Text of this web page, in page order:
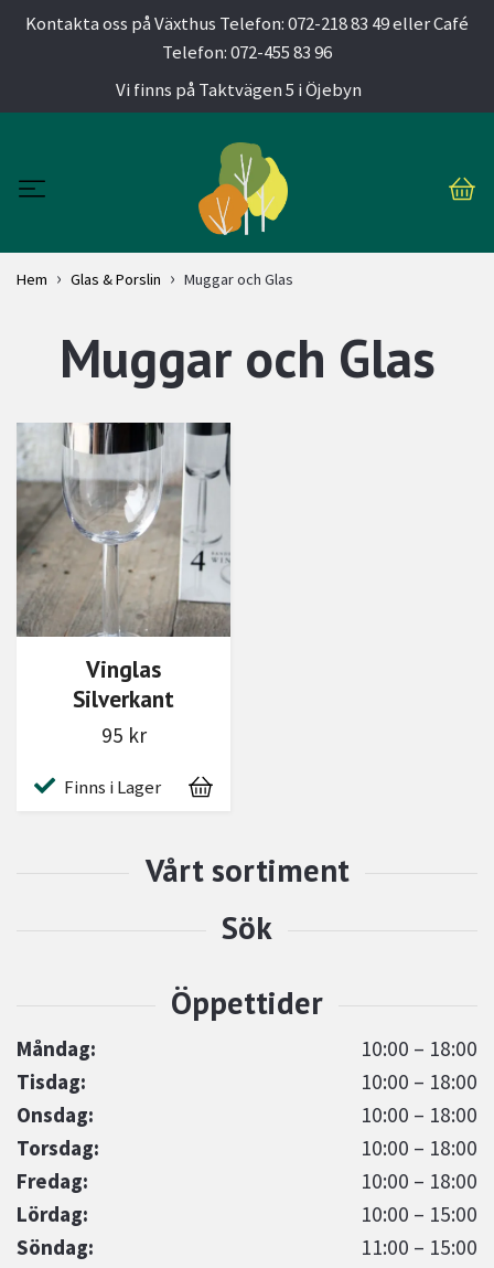
Kontakta oss på Växthus Telefon: 072-218 83 49 eller Café
Telefon: 072-455 83 96
Vi finns på Taktvägen 5 i Öjebyn
Måndag:
10:00 – 18:00
Tisdag:
10:00 – 18:00
Onsdag:
10:00 – 18:00
Torsdag:
10:00 – 18:00
Fredag:
10:00 – 18:00
Lördag:
10:00 – 15:00
Söndag:
11:00 – 15:00
Hem Glas & Porslin Muggar och Glas
Muggar och Glas
Vinglas
Silverkant
95 kr
Finns i Lager